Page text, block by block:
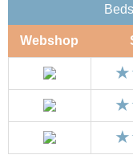
Webshop